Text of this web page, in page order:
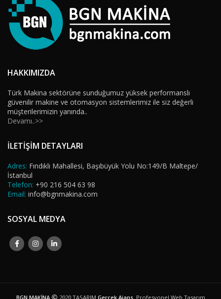
HAKKIMIZDA
Türk Makina sektörüne sunduğumuz yüksek performanslı
güvenilir makine ve otomasyon sistemlerimiz ile siz değerli
müşterilerimizin yanında..
Devamı..>>
İLETİŞİM DETAYLARI
Adres: Fındıklı Mahallesi, Başıbüyük Yolu No:149/B Maltepe/
İstanbul
Telefon: +90 216 504 63 98
Email: info@bgnmakina.com
SOSYAL MEDYA
BGN MAKİNA 2020 TASARIM Gerçek Ajans. Profesyonel Web Tasarım